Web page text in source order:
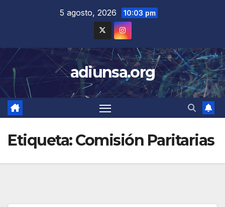
5 agosto, 2026 10:03 pm
adiunsa.org
Etiqueta:Comisión Paritarias